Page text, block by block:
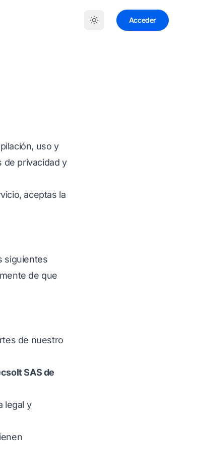
Acceder
uso y
de privacidad y
aceptas la
siguientes
de que
de nuestro
SAS de
legal y